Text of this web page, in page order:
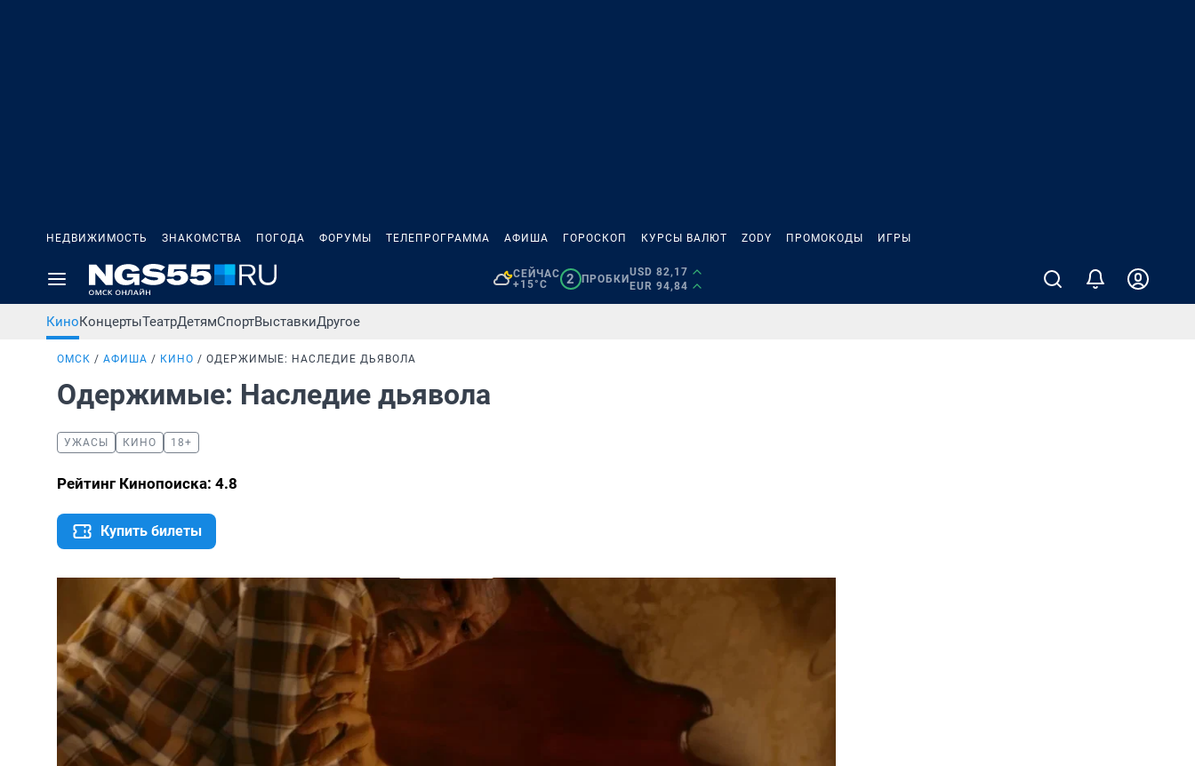
НЕДВИЖИМОСТЬ ЗНАКОМСТВА ПОГОДА ФОРУМЫ ТЕЛЕПРОГРАММА АФИША ГОРОСКОП КУРСЫ ВАЛЮТ ZODY ПРОМОКОДЫ ИГРЫ
СЕЙЧАС
+15°C
2 ПРОБКИ
USD 82,17
EUR 94,84
КиноКонцертыТеатрДетямСпортВыставкиДругое
ОМСК АФИША КИНО ОДЕРЖИМЫЕ: НАСЛЕДИЕ ДЬЯВОЛА
Одержимые: Наследие дьявола
УЖАСЫ КИНО 18+
Рейтинг Кинопоиска: 4.8
Купить билеты